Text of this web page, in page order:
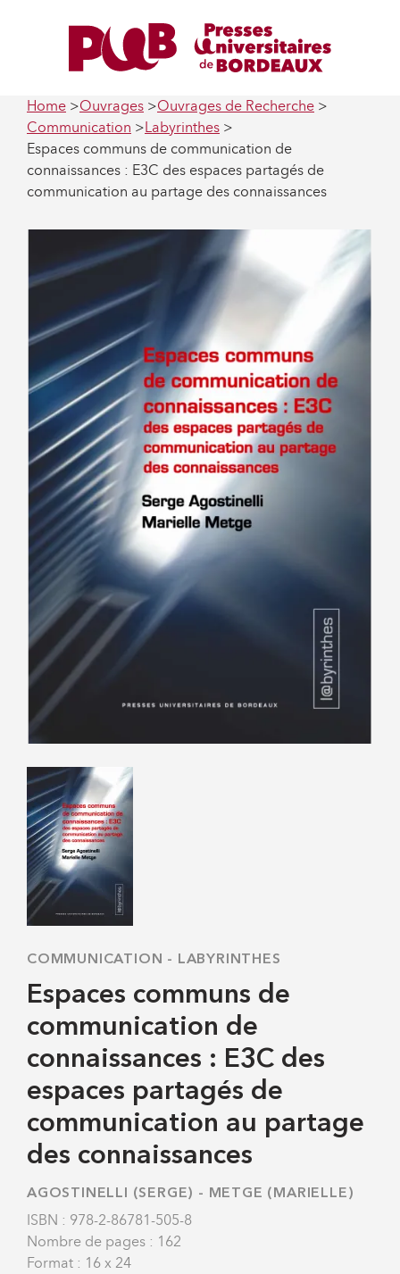
Home Ouvrages
Ouvrages de Recherche
Communication
Labyrinthes
Espaces communs de communication de
connaissances : E3C des espaces partagés de
communication au partage des connaissances
COMMUNICATION - LABYRINTHES
Espaces communs de
communication de
connaissances : E3C des
espaces partagés de
communication au partage
des connaissances
AGOSTINELLI (SERGE) - METGE (MARIELLE)
ISBN : 978-2-86781-505-8
Nombre de pages : 162
Format : 16 x 24